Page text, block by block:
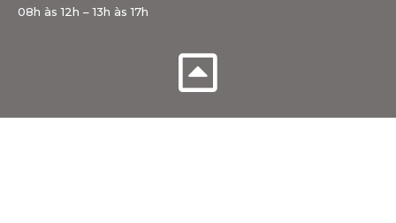
08h às 12h – 13h às 17h